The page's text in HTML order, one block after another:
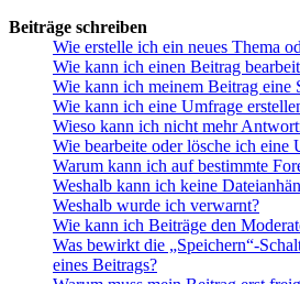
Beiträge schreiben
Wie erstelle ich ein neues Thema
Wie kann ich einen Beitrag
Wie kann ich meinem Beitrag eine
Wie kann ich eine Umfrage
Wieso kann ich nicht mehr
Wie bearbeite oder lösche ich eine
Warum kann ich auf bestimmte
Weshalb kann ich keine
Weshalb wurde ich verwarnt?
Wie kann ich Beiträge den
Was bewirkt die „Speichern“-
eines Beitrags?